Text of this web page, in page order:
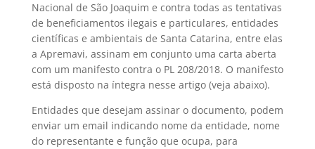
Nacional de São Joaquim e contra todas as tentativas
de beneficiamentos ilegais e particulares, entidades
científicas e ambientais de Santa Catarina, entre elas
a Apremavi, assinam em conjunto uma carta aberta
com um manifesto contra o PL 208/2018. O manifesto
está disposto na íntegra nesse artigo (veja abaixo).
Entidades que desejam assinar o documento, podem
enviar um email indicando nome da entidade, nome
do representante e função que ocupa, para